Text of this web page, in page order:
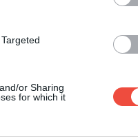
or Sharing
for which it